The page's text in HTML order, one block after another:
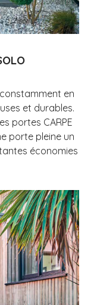
en
et durables.
portes CARPE
porte pleine un
économies